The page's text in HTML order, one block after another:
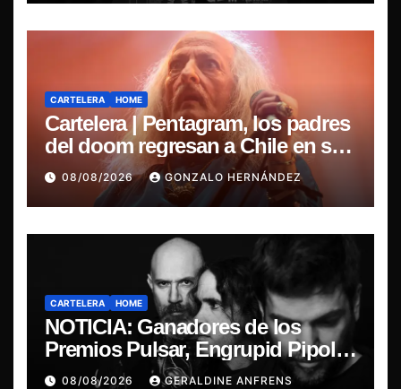
CARTELERA HOME
Cartelera | Pentagram, los padres
del doom regresan a Chile en su
última misa
08/08/2026 GONZALO HERNÁNDEZ
CARTELERA HOME
NOTICIA: Ganadores de los
Premios Pulsar, Engrupid Pipol
presentan show exclusivo.
08/08/2026 GERALDINE ANFRENS